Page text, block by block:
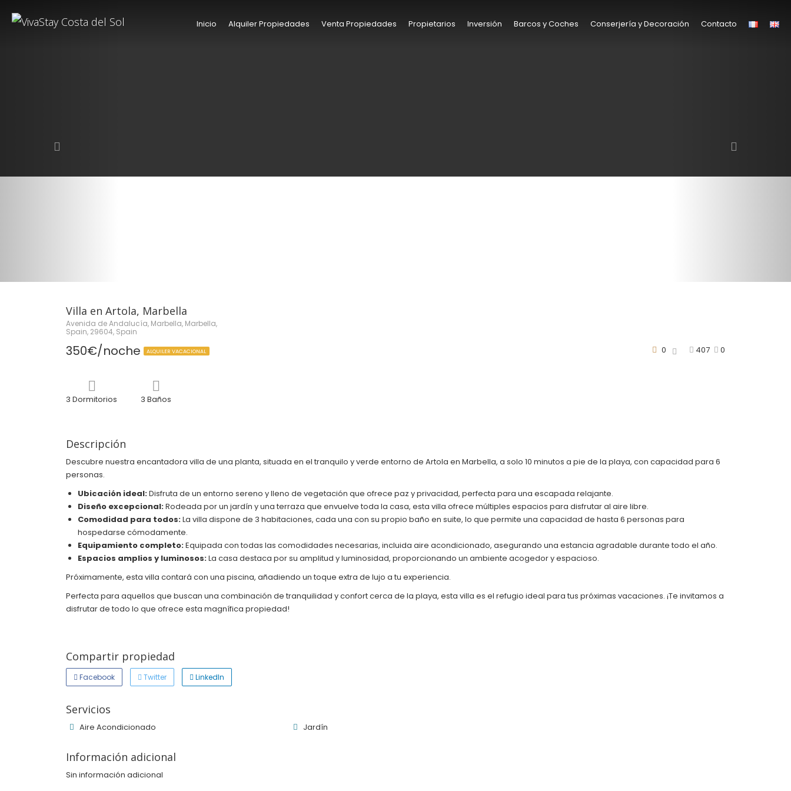
Inicio Alquiler Propiedades Venta Propiedades Propietarios Inversión Barcos y Coches Conserjería y Decoración Contacto
Villa en Artola, Marbella
Avenida de Andalucía, Marbella, Marbella,
Spain, 29604, Spain
350€/noche ALQUILER VACACIONAL 407 0
0
3 Dormitorios 3 Baños
Descripción
Descubre nuestra encantadora villa de una planta, situada en el tranquilo y verde entorno de Artola en Marbella, a solo 10 minutos a pie de la playa, con capacidad para 6
personas.
Ubicación ideal:Disfruta de un entorno sereno y lleno de vegetación que ofrece paz y privacidad, perfecta para una escapada relajante.
Diseño excepcional:Rodeada por un jardín y una terraza que envuelve toda la casa, esta villa ofrece múltiples espacios para disfrutar al aire libre.
Comodidad para todos:La villa dispone de 3 habitaciones, cada una con su propio baño en suite, lo que permite una capacidad de hasta 6 personas para
hospedarse cómodamente.
Equipamiento completo:Equipada con todas las comodidades necesarias, incluida aire acondicionado, asegurando una estancia agradable durante todo el año.
Espacios amplios y luminosos:La casa destaca por su amplitud y luminosidad, proporcionando un ambiente acogedor y espacioso.
Próximamente, esta villa contará con una piscina, añadiendo un toque extra de lujo a tu experiencia.
Perfecta para aquellos que buscan una combinación de tranquilidad y confort cerca de la playa, esta villa es el refugio ideal para tus próximas vacaciones. ¡Te invitamos a
disfrutar de todo lo que ofrece esta magnífica propiedad!
Compartir propiedad
Facebook Twitter LinkedIn
Servicios
Aire Acondicionado Jardín
Información adicional
Sin información adicional